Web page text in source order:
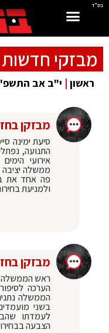
בס"ד
מבזקי חדשות
ראשון | י"ב אב
מבזקן
סיעת ימינה
התנועה,
אירועי
ממשלה
פה אחד את
ולמניעת
מבזקן
ראש הממשלה
הערכה
הממשלה
בשני
לעמדתו
הצבעה